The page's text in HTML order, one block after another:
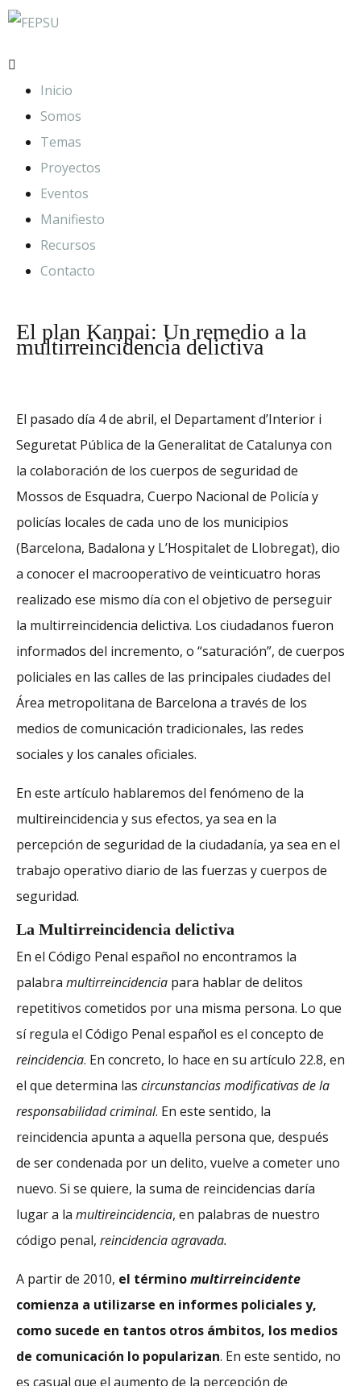
Inicio
Somos
Temas
Proyectos
Eventos
Manifiesto
Recursos
Contacto
El plan Kanpai: Un remedio a la
multirreincidencia delictiva
El pasado día 4 de abril, el Departament d’Interior i
Seguretat Pública de la Generalitat de Catalunya con
la colaboración de los cuerpos de seguridad de
Mossos de Esquadra, Cuerpo Nacional de Policía y
policías locales de cada uno de los municipios
(Barcelona, Badalona y L’Hospitalet de Llobregat), dio
a conocer el macrooperativo de veinticuatro horas
realizado ese mismo día con el objetivo de perseguir
la multirreincidencia delictiva. Los ciudadanos fueron
informados del incremento, o “saturación”, de cuerpos
policiales en las calles de las principales ciudades del
Área metropolitana de Barcelona a través de los
medios de comunicación tradicionales, las redes
sociales y los canales oficiales.
En este artículo hablaremos del fenómeno de la
multireincidencia y sus efectos, ya sea en la
percepción de seguridad de la ciudadanía, ya sea en el
trabajo operativo diario de las fuerzas y cuerpos de
seguridad.
La Multirreincidencia delictiva
En el Código Penal español no encontramos la
palabra multirreincidencia para hablar de delitos
repetitivos cometidos por una misma persona. Lo que
sí regula el Código Penal español es el concepto de
reincidencia. En concreto, lo hace en su artículo 22.8, en
el que determina las circunstancias modificativas de la
responsabilidad criminal. En este sentido, la
reincidencia apunta a aquella persona que, después
de ser condenada por un delito, vuelve a cometer uno
nuevo. Si se quiere, la suma de reincidencias daría
lugar a la multireincidencia, en palabras de nuestro
código penal, reincidencia agravada.
A partir de 2010, el términomultirreincidente
comienza a utilizarse en informes policiales y,
como sucede en tantos otros ámbitos, los medios
de comunicación lo popularizan. En este sentido, no
es casual que el aumento de la percepción de